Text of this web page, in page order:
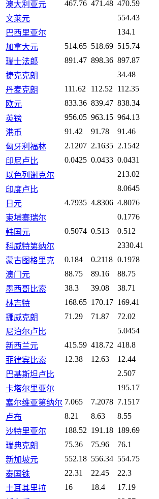
澳大利亚元 467.76 471.48 470.59
文莱元
554.43
巴西里亚尔
134.1
加拿大元
514.65 518.69 515.74
瑞士法郎
891.47 898.36 897.87
捷克克朗
34.48
丹麦克朗
111.62 112.52
112.35
欧元
833.36 839.47 838.34
英镑
956.05 963.15 964.13
港币
91.42 91.78
91.46
匈牙利福林
2.1207 2.1635 2.1542
印尼卢比
0.0425 0.0433 0.0431
以色列谢克尔
213.02
印度卢比
8.0645
日元
4.7935 4.8306 4.8076
柬埔寨瑞尔
0.1776
韩国元
0.5074 0.513
0.512
科威特第纳尔
2330.41
蒙古图格里克
0.184 0.2118 0.1978
澳门元
88.75 89.16
88.75
墨西哥比索
38.3 39.08
38.71
林吉特
168.65 170.17 169.41
挪威克朗
71.29 71.87
72.02
尼泊尔卢比
5.0454
新西兰元
415.59 418.72 418.8
菲律宾比索
12.38 12.63
12.44
巴基斯坦卢比
2.507
卡塔尔里亚尔
195.17
塞尔维亚第纳尔 7.065 7.2078 7.1517
卢布
8.21 8.63
8.55
沙特里亚尔
188.52 191.18 189.69
瑞典克朗
75.36 75.96
76.1
新加坡元
552.18 556.34 554.75
泰国铢
22.31 22.45
22.3
土耳其里拉
16 18.4
17.19